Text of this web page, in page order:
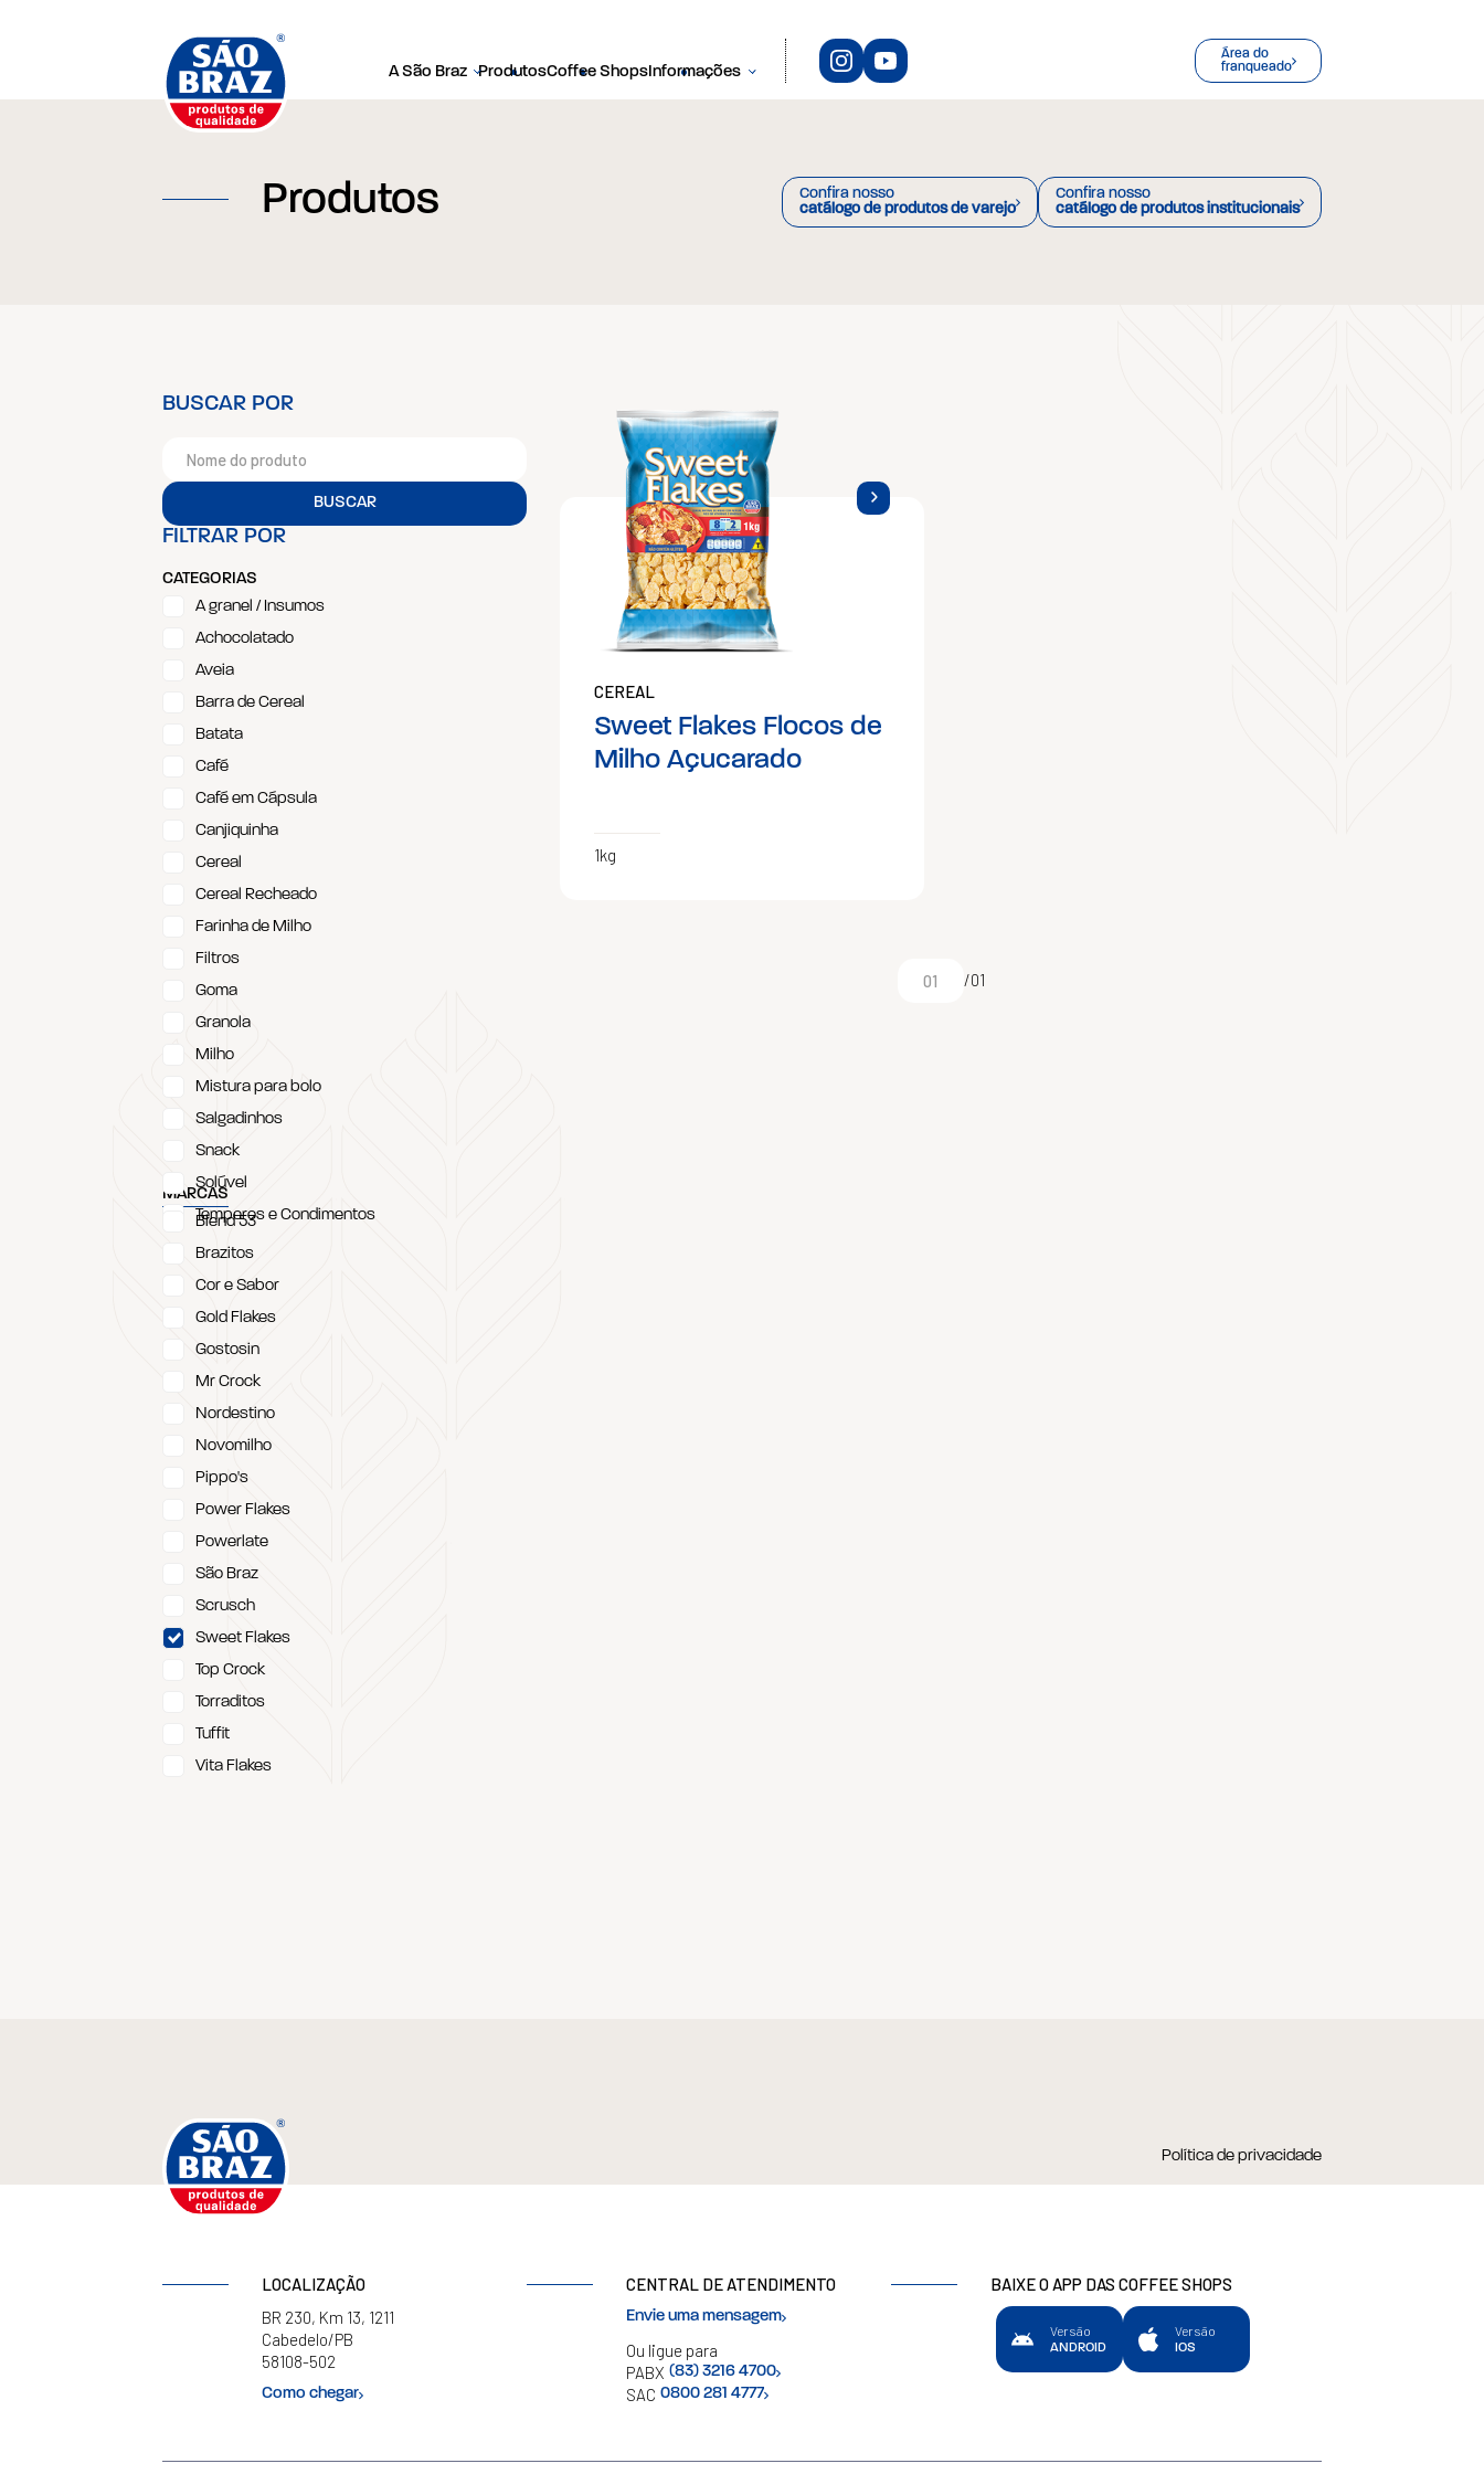
A São Braz ProdutosCoffee Shops Informações
Área do
franqueado
Produtos
Confira nosso
catálogo de produtos de varejo
Confira nosso
catálogo de produtos institucionais
BUSCAR POR
BUSCAR
FILTRAR POR
CATEGORIAS
A granel / Insumos
Achocolatado
Aveia
Barra de Cereal
Batata
Café
Café em Cápsula
Canjiquinha
Cereal
Cereal Recheado
Farinha de Milho
Filtros
Goma
Granola
Milho
Mistura para bolo
Salgadinhos
Snack
Solúvel
Temperos e Condimentos
MARCAS
Blend 53
Brazitos
Cor e Sabor
Gold Flakes
Gostosin
Mr Crock
Nordestino
Novomilho
Pippo's
Power Flakes
Powerlate
São Braz
Scrusch
Sweet Flakes
Top Crock
Torraditos
Tuffit
Vita Flakes
CEREAL
Sweet Flakes Flocos de
Milho Açucarado
1kg
/01
Política de privacidade
LOCALIZAÇÃO
BR 230, Km 13, 1211
Cabedelo/PB
58108-502
Como chegar
CENTRAL DE ATENDIMENTO
Envie uma mensagem
Ou ligue para
PABX (83) 3216 4700
SAC 0800 281 4777
BAIXE O APP DAS COFFEE SHOPS
Versão
ANDROID
Versão
IOS